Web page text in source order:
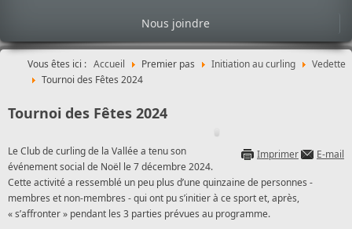
Nous joindre
Vous êtes ici : Accueil Premier pas Initiation au curling
Vedette
Tournoi des Fêtes 2024
Tournoi des Fêtes 2024
Imprimer E-mail
Le Club de curling de la Vallée a tenu son
événement social de Noël le 7 décembre 2024.
Cette activité a ressemblé un peu plus d’une quinzaine de personnes -
membres et non-membres - qui ont pu s’initier à ce sport et, après,
« s’affronter » pendant les 3 parties prévues au programme.